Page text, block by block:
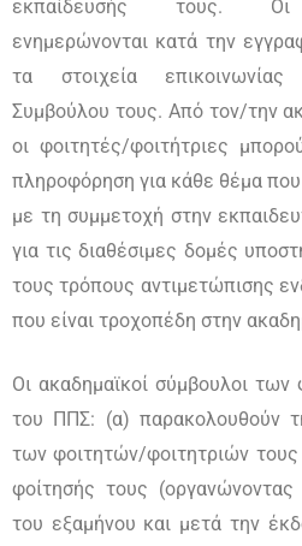
εκπαίδευσής τους. Οι
ενημερώνονται κατά την
τα στοιχεία
Συμβούλου τους. Από τον/την
οι φοιτητές/φοιτήτριες
πληροφόρηση για κάθε θέμα
με τη συμμετοχή στην
για τις διαθέσιμες δομές
τους τρόπους αντιμετώπισης
που είναι τροχοπέδη στην
Οι ακαδημαϊκοί σύμβουλοι των
του ΠΠΣ: (α) παρακολουθούν
των φοιτητών/φοιτητριών τους
φοίτησής τους (οργανώνοντας
του εξαμήνου και μετά την